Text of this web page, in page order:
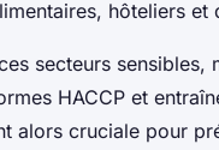
hôteliers
secteurs
HACCP et
alors cruciale pour